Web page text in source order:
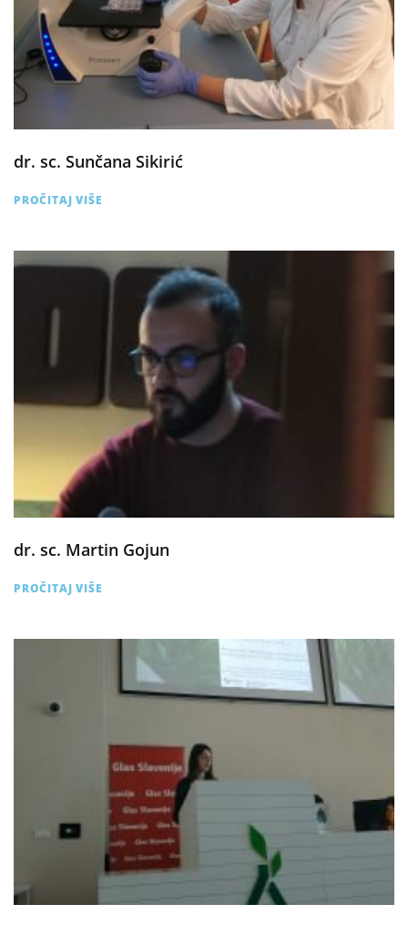
dr. sc. Sunčana Sikirić
PROČITAJ VIŠE
dr. sc. Martin Gojun
PROČITAJ VIŠE